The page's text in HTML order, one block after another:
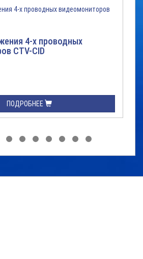
4-х проводных
CTV-CID
ПОДРОБНЕЕ